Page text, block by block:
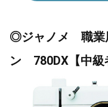
◎ジャノメ 職業
ン 780DX【中級